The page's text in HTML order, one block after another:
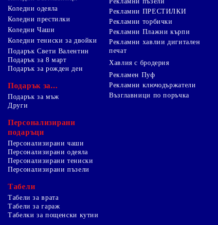
Коледни одеяла
Коледни престилки
Коледни Чаши
Коледни тениски за двойки
Подарък Свети Валентин
Подарък за 8 март
Подарък за рожден ден
Подарък за...
Подарък за мъж
Рекламни ПРЕСТИЛКИ
Рекламни торбички
Рекламни Плажни кърпи
Рекламни хавлии дигитален
печат
Хавлия с бродерия
Рекламен Пуф
Рекламни ключодържатели
Възглавници по поръчка
Други
Персонализирани
подаръци
Персонализирани чаши
Персонализирани одеяла
Персонализирани тениски
Персонализирани пъзели
Табели
Табели за врата
Табели за гараж
Табелки за пощенски кутии